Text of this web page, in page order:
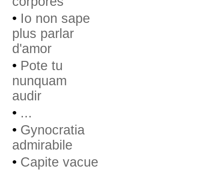
• Io non sape
plus parlar
d'amor
• Pote tu
nunquam
audir
• ...
• Gynocratia
admirabile
• Capite vacue